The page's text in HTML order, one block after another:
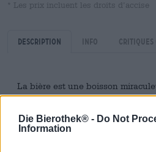
Die Bierothek® - Do Not
Information
* Les prix incluent les droits d’accise
Description Info Critiques
La bière est une boisson
peut étancher notre soif et nous
personnes, nous rend heureux
Vous avez bien lu, la bière peut